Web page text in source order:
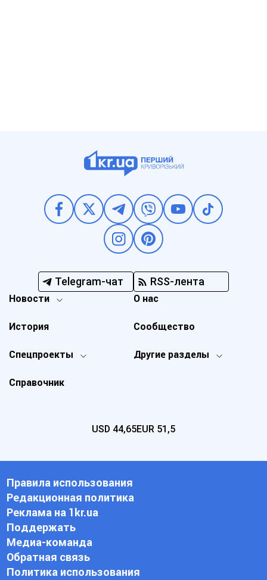
Telegram-чат RSS-лента
Новости
Спецпроекты Другие разделы
История
О нас
Справочник
Сообщество
USD 44,65EUR 51,5
Правила использования
Редакционная политика
Реклама на 1kr.ua
Поддержать
Медиа-команда
Обратная связь
Политика использования